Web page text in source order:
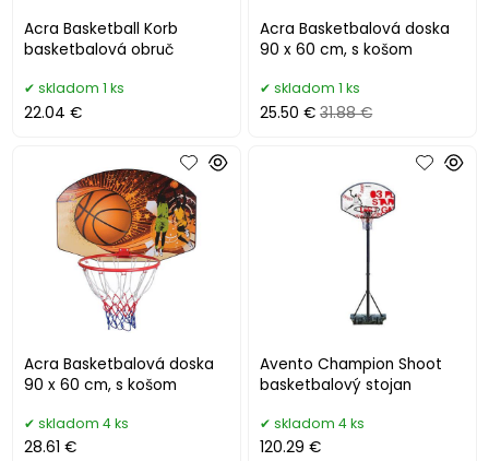
Acra Basketball Korb
basketbalová obruč
skladom 1 ks
22.04 €
Acra Basketbalová doska
90 x 60 cm, s košom
skladom 1 ks
25.50 € 31.88 €
Acra Basketbalová doska
90 x 60 cm, s košom
skladom 4 ks
28.61 €
Avento Champion Shoot
basketbalový stojan
skladom 4 ks
120.29 €